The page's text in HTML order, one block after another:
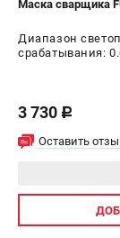
МАГАЗИНЫ
ПОДДЕРЖКА
Сервисный
Маска сварщика
Диапазон
срабатывания:
3 730 c
Оставить